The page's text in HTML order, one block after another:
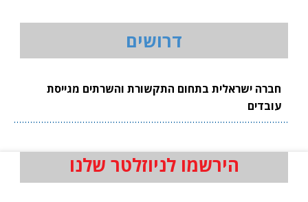
דרושים
חברה ישראלית בתחום התקשורת והשרתים מגייסת
עובדים
הירשמו לניוזלטר שלנו